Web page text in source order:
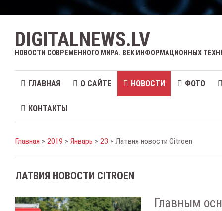
DIGITALNEWS.LV
НОВОСТИ СОВРЕМЕННОГО МИРА. ВЕК ИНФОРМАЦИОННЫХ
ГЛАВНАЯ О САЙТЕ НОВОСТИ ФОТО
КОНТАКТЫ
Главная » 2019 » Январь » 23 » Латвия новости Citroen
ЛАТВИЯ НОВОСТИ CITROEN
Главным